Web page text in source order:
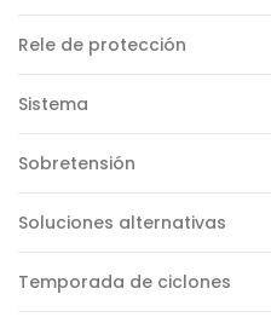
Rele de protección
Sistema
Sobretensión
Soluciones alternativas
Temporada de ciclones